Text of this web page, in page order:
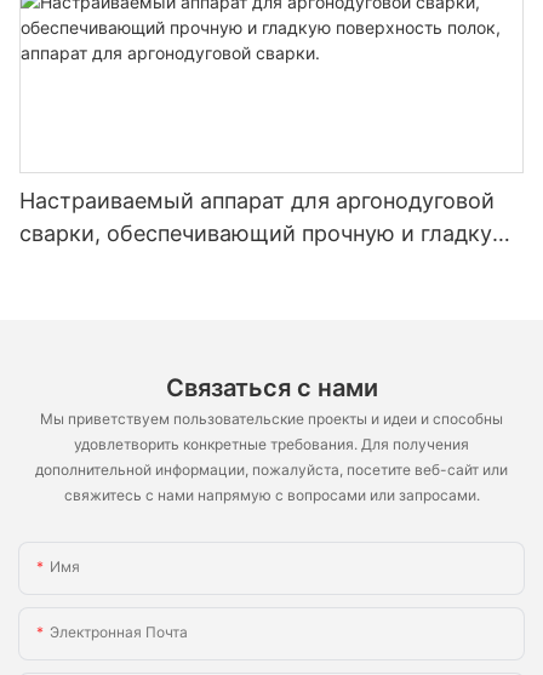
Настраиваемый аппарат для аргонодуговой
сварки, обеспечивающий прочную и гладкую
Связаться с нами
Мы приветствуем пользовательские проекты и идеи и способны
удовлетворить конкретные требования. Для получения
дополнительной информации, пожалуйста, посетите веб-сайт или
свяжитесь с нами напрямую с вопросами или запросами.
Имя
Электронная Почта